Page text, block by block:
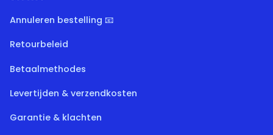
Annuleren bestelling 📧
Retourbeleid
Betaalmethodes
Levertijden & verzendkosten
Garantie & klachten